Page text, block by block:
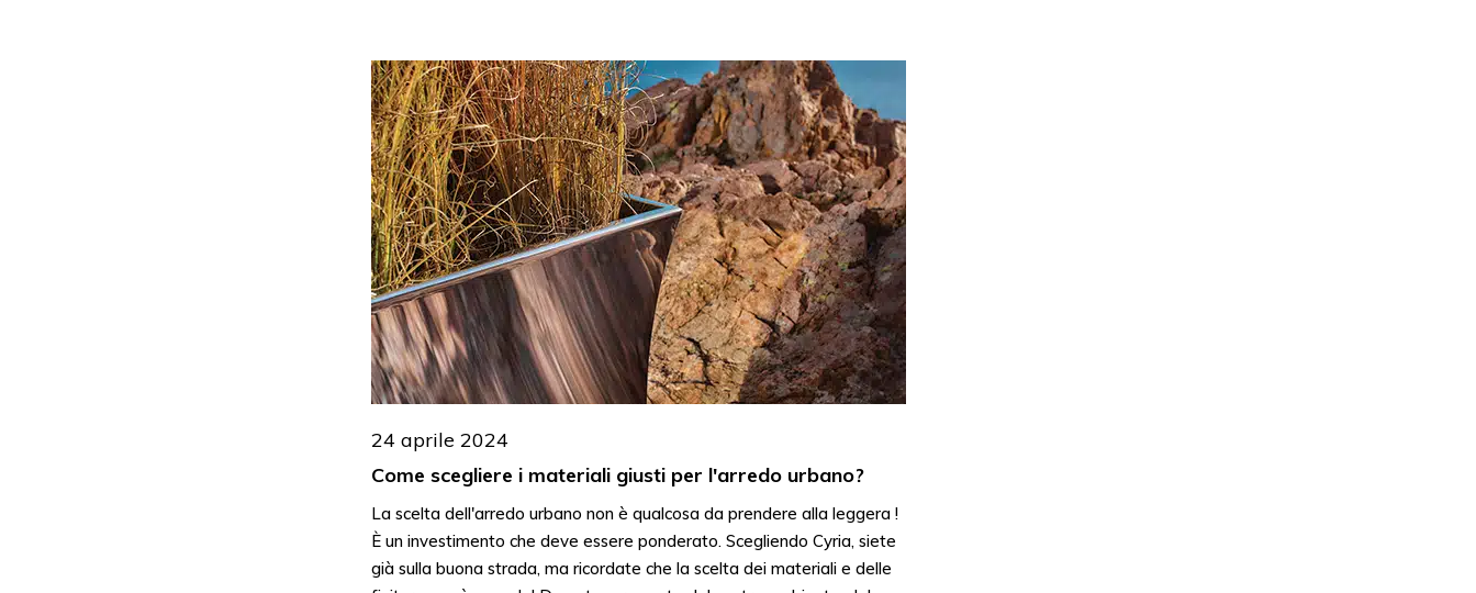
24 aprile 2024
Come scegliere i materiali giusti per l'arredo urbano?
La scelta dell'arredo urbano non è qualcosa da prendere alla leggera !
È un investimento che deve essere ponderato. Scegliendo Cyria, siete
già sulla buona strada, ma ricordate che la scelta dei materiali e delle